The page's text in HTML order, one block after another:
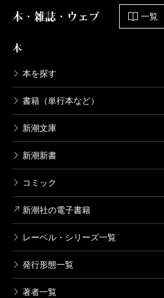
本・雑誌・ウェブ 一覧
本
本を探す
書籍（単行本など）
新潮文庫
新潮新書
コミック
新潮社の電子書籍
レーベル・シリーズ一覧
発行形態一覧
著者一覧